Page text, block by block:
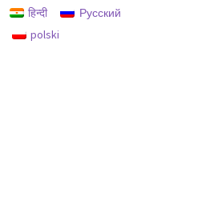
हिन्दी
Русский
polski